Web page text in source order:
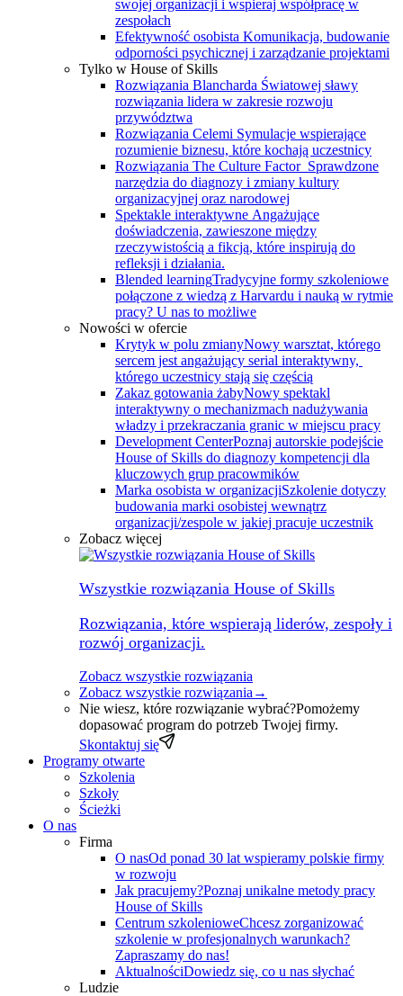
swojej organizacji i wspieraj współpracę w
zespołach
Efektywność osobista Komunikacja, budowanie
odporności psychicznej i zarządzanie projektami
Tylko w House of Skills
Rozwiązania Blancharda Światowej sławy
rozwiązania lidera w zakresie rozwoju
przywództwa
Rozwiązania Celemi Symulacje wspierające
rozumienie biznesu, które kochają uczestnicy
Rozwiązania The Culture Factor Sprawdzone
narzędzia do diagnozy i zmiany kultury
organizacyjnej oraz narodowej
Spektakle interaktywne Angażujące
doświadczenia, zawieszone między
rzeczywistością a fikcją, które inspirują do
refleksji i działania.
Blended learningTradycyjne formy szkoleniowe
połączone z wiedzą z Harvardu i nauką w rytmie
pracy? U nas to możliwe
Nowości w ofercie
Krytyk w polu zmianyNowy warsztat, którego
sercem jest angażujący serial interaktywny, ​
którego uczestnicy stają się częścią
Zakaz gotowania żabyNowy spektakl
interaktywny o mechanizmach nadużywania
władzy i przekraczania granic w miejscu pracy
Development CenterPoznaj autorskie podejście
House of Skills do diagnozy kompetencji dla
kluczowych grup pracowmików
Marka osobista w organizacjiSzkolenie dotyczy
budowania marki osobistej wewnątrz
organizacji/zespole w jakiej pracuje uczestnik
Zobacz więcej
Wszystkie rozwiązania House of Skills
Rozwiązania, które wspierają liderów, zespoły i
rozwój organizacji.
Zobacz wszystkie rozwiązania
Zobacz wszystkie rozwiązania →
Nie wiesz, które rozwiązanie wybrać?Pomożemy
dopasować program do potrzeb Twojej firmy.
Skontaktuj się
Programy otwarte
Szkolenia
Szkoły
Ścieżki
O nas
Firma
O nasOd ponad 30 lat wspieramy polskie firmy
w rozwoju
Jak pracujemy?Poznaj unikalne metody pracy
House of Skills
Centrum szkolenioweChcesz zorganizować
szkolenie w profesjonalnych warunkach?
Zapraszamy do nas!
AktualnościDowiedz się, co u nas słychać
Ludzie